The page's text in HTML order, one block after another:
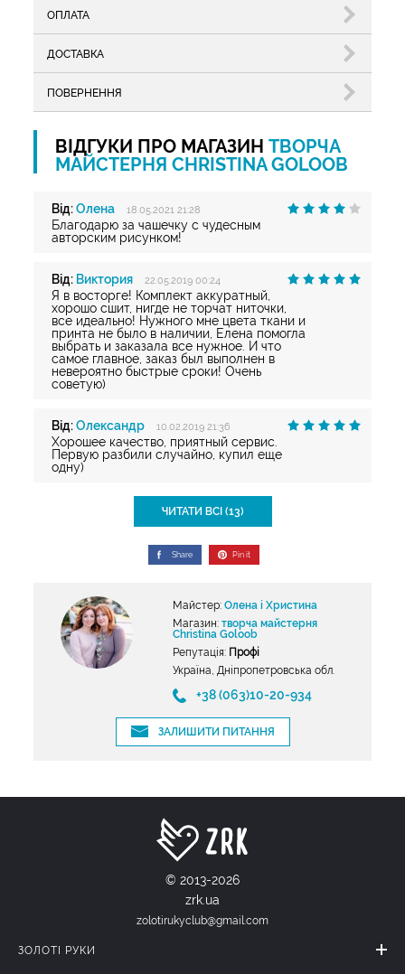
ОПЛАТА
ДОСТАВКА
ПОВЕРНЕННЯ
ВІДГУКИ ПРО МАГАЗИН ТВОРЧА
МАЙСТЕРНЯ CHRISTINA GOLOOB
Від:Олена 18.05.2021 21:28
Благодарю за чашечку с чудесным
авторским рисунком!
Від: Виктория 22.05.2019 00:24
Я в восторге! Комплект аккуратный,
хорошо сшит, нигде не торчат ниточки,
все идеально! Нужного мне цвета ткани и
принта не было в наличии, Елена помогла
выбрать и заказала все нужное. И что
самое главное, заказ был выполнен в
невероятно быстрые сроки! Очень
советую)
Від:Олександр 10.02.2019 21:36
Хорошее качество, приятный сервис.
Первую разбили случайно, купил еще
одну)
ЧИТАТИ ВСІ (13)
Share Pin it
Майстер: Олена і Христина
Магазин: творча майстерня
Christina Goloob
Репутація: Профі
Україна, Дніпропетровська обл.
+38 (063)10-20-934
ЗАЛИШИТИ ПИТАННЯ
© 2013-2026
zrk.ua
zolotirukyclub@gmail.com
ЗОЛОТІ РУКИ